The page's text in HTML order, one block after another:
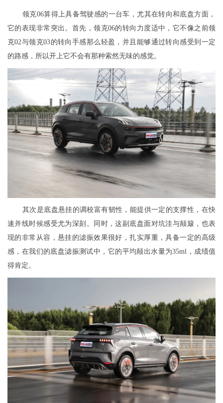
领克06算得上具备驾驶感的一台车，尤其在转向和底盘方面，
它的表现非常突出。首先，领克06的转向力度适中，它不像之前领
克02与领克03的转向手感那么轻盈，并且能够通过转向感受到一定
的路感，所以开上它不会有那种索然无味的感觉。
其次是底盘悬挂的调校富有韧性，能提供一定的支撑性，在快
速并线时候感受尤为深刻。同时，这副底盘面对坑洼与颠簸，也表
现的非常从容，悬挂的滤振效果很好，扎实厚重，具备一定的高级
感，在我们的底盘滤振测试中，它的平均颠出水量为35ml，成绩值
得肯定。